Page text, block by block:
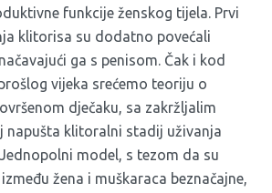
funkcije ženskog tijela. Prvi
klitorisa su dodatno povećali
ga s penisom. Čak i kod
vijeka srećemo teoriju o
dječaku, sa zakržljalim
napušta klitoralni stadij uživanja
model, s tezom da su
žena i muškaraca beznačajne,